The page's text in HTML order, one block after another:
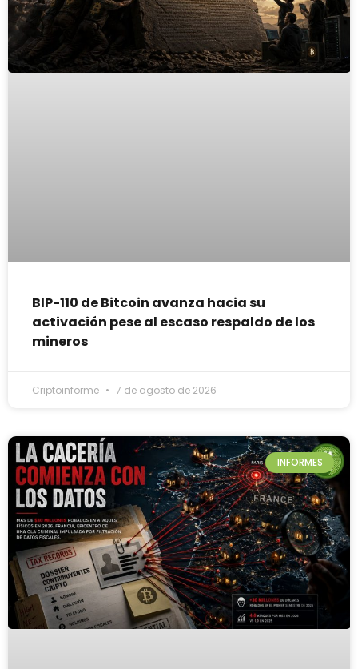
BIP-110 de Bitcoin avanza hacia su
activación pese al escaso respaldo de los
mineros
Criptoinforme 7 de agosto de 2026
INFORMES